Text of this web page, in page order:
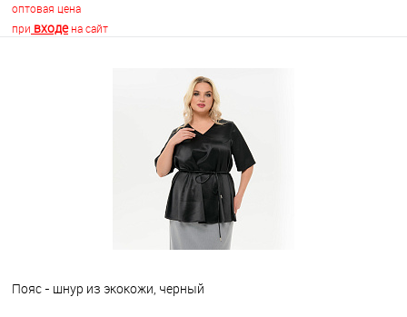
оптовая цена
при входена сайт
В корзину
Пояс - шнур из экокожи, черный